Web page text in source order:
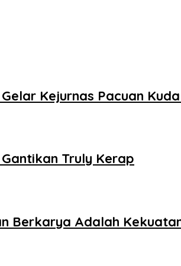
Kejurnas Pacuan
Truly Kerap
Berkarya Adalah